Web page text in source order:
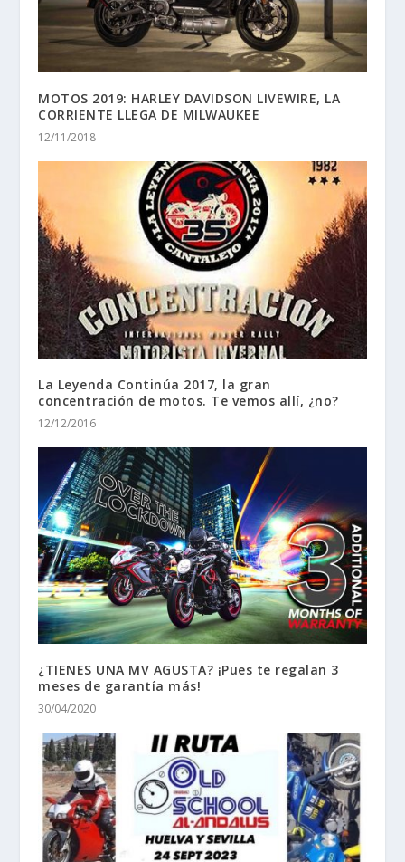
MOTOS 2019: HARLEY DAVIDSON LIVEWIRE, LA
CORRIENTE LLEGA DE MILWAUKEE
12/11/2018
La Leyenda Continúa 2017, la gran
concentración de motos. Te vemos allí, ¿no?
12/12/2016
¿TIENES UNA MV AGUSTA? ¡Pues te regalan 3
meses de garantía más!
30/04/2020